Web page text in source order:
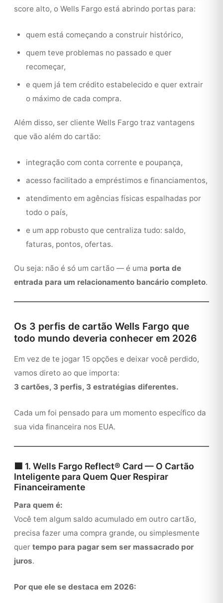
score alto, o Wells Fargo está abrindo portas para:
quem está começando a construir histórico,
quem teve problemas no passado e quer
recomeçar,
e quem já tem crédito estabelecido e quer extrair
o máximo de cada compra.
Além disso, ser cliente Wells Fargo traz vantagens
que vão além do cartão:
integração com conta corrente e poupança,
acesso facilitado a empréstimos e financiamentos,
atendimento em agências físicas espalhadas por
todo o país,
e um app robusto que centraliza tudo: saldo,
faturas, pontos, ofertas.
Ou seja: não é só um cartão — é uma porta de
entrada para um relacionamento bancário completo.
Os 3 perfis de cartão Wells Fargo que
todo mundo deveria conhecer em 2026
Em vez de te jogar 15 opções e deixar você perdido,
vamos direto ao que importa:
3 cartões, 3 perfis, 3 estratégias diferentes.
Cada um foi pensado para um momento específico da
sua vida financeira nos EUA.
🟦 1. Wells Fargo Reflect® Card — O Cartão
Inteligente para Quem Quer Respirar
Financeiramente
Para quem é:
Você tem algum saldo acumulado em outro cartão,
precisa fazer uma compra grande, ou simplesmente
quer tempo para pagar sem ser massacrado por
juros.
Por que ele se destaca em 2026: